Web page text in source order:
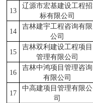
13
辽源市宏基建设工程招
标有限公司
14
吉林建宇工程咨询有限
公司
15
吉林双利建设工程项目
管理有限公司
16
吉林中鸿项目管理咨询
有限公司
17
中高建项目管理有限公
司